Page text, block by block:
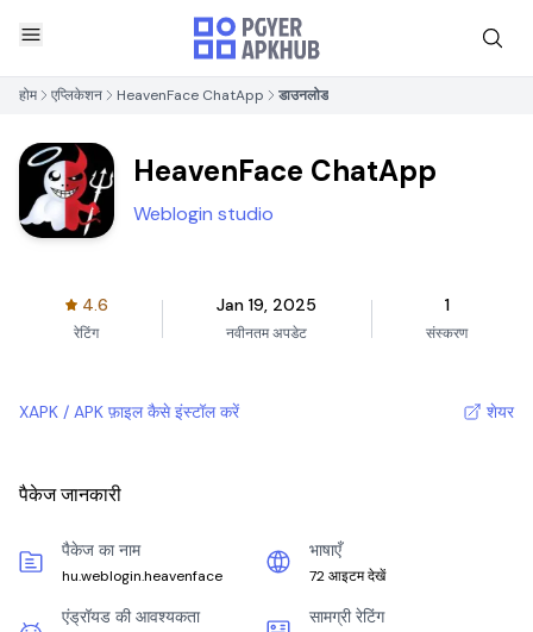
होम एप्लिकेशन HeavenFace ChatApp डाउनलोड
HeavenFace ChatApp
Weblogin studio
4.6
रेटिंग
Jan 19, 2025
नवीनतम अपडेट
1
संस्करण
XAPK / APK फ़ाइल कैसे इंस्टॉल करें शेयर
पैकेज जानकारी
पैकेज का नाम
hu.weblogin.heavenface
भाषाएँ
72 आइटम देखें
एंड्रॉयड की आवश्यकता सामग्री रेटिंग